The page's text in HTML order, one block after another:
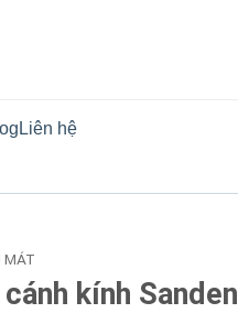
Liên hệ
MÁT
kính Sanden